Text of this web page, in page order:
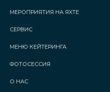
МЕРОПРИЯТИЯ НА ЯХТЕ
СЕРВИС
МЕНЮ КЕЙТЕРИНГА
ФОТОСЕССИЯ
О НАС